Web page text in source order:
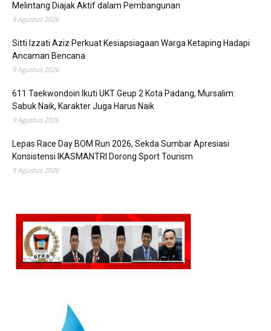
Melintang Diajak Aktif dalam Pembangunan
9 Agustus 2026
Sitti Izzati Aziz Perkuat Kesiapsiagaan Warga Ketaping Hadapi
Ancaman Bencana
9 Agustus 2026
611 Taekwondoin Ikuti UKT Geup 2 Kota Padang, Mursalim:
Sabuk Naik, Karakter Juga Harus Naik
9 Agustus 2026
Lepas Race Day BOM Run 2026, Sekda Sumbar Apresiasi
Konsistensi IKASMANTRI Dorong Sport Tourism
9 Agustus 2026